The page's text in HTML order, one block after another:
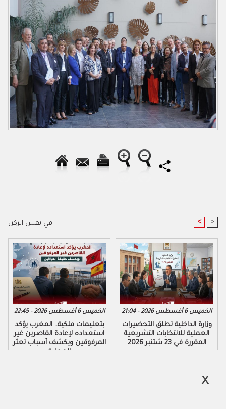
في نفس الركن < >
الخميس 6 أغسطس 2026 - 22:45
بتعليمات ملكية.. المغرب يؤكد
استعداده لإعادة القاصرين غير
المرفوقين ويكشف أسباب تعثر
العملية
الخميس 6 أغسطس 2026 - 21:04
وزارة الداخلية تطلق التحضيرات
العملية للانتخابات التشريعية
المقررة في 23 شتنبر 2026